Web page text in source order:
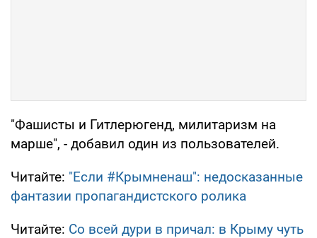
"Фашисты и Гитлерюгенд, милитаризм на
марше", - добавил один из пользователей.
Читайте: "Если #Крымненаш": недосказанные
фантазии пропагандистского ролика
Читайте: Со всей дури в причал: в Крыму чуть